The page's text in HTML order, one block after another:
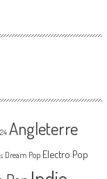
Angleterre
Dream Pop Electro Pop